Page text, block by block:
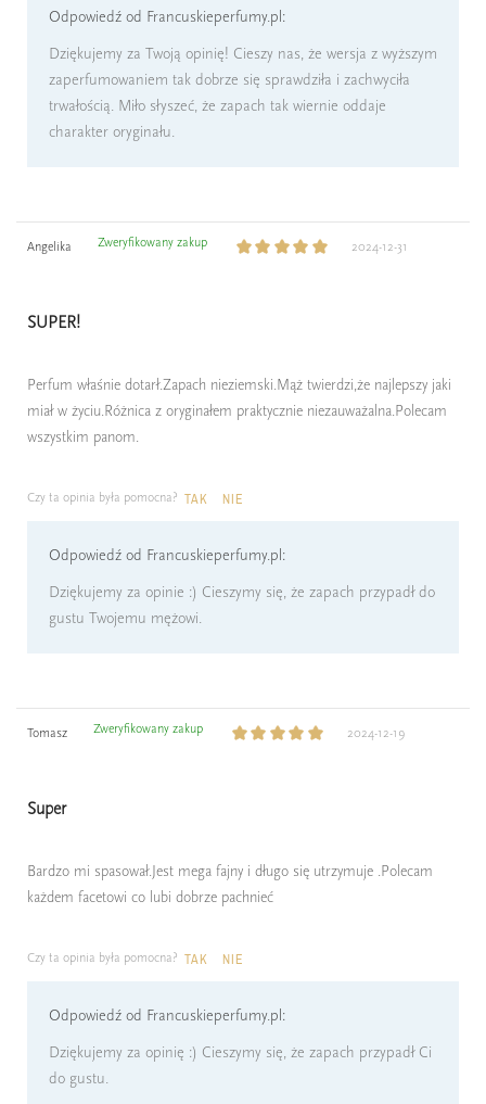
Odpowiedź od Francuskieperfumy.pl:
Dziękujemy za Twoją opinię! Cieszy nas, że wersja z wyższym
zaperfumowaniem tak dobrze się sprawdziła i zachwyciła
trwałością. Miło słyszeć, że zapach tak wiernie oddaje
charakter oryginału.
Angelika Zweryfikowany zakup 2024-12-31
SUPER!
Perfum właśnie dotarł.Zapach nieziemski.Mąż twierdzi,że najlepszy jaki
miał w życiu.Różnica z oryginałem praktycznie niezauważalna.Polecam
wszystkim panom.
Czy ta opinia była pomocna? TAK NIE
Odpowiedź od Francuskieperfumy.pl:
Dziękujemy za opinie :) Cieszymy się, że zapach przypadł do
gustu Twojemu mężowi.
Tomasz Zweryfikowany zakup 2024-12-19
Super
Bardzo mi spasował.Jest mega fajny i długo się utrzymuje .Polecam
każdem facetowi co lubi dobrze pachnieć
Czy ta opinia była pomocna? TAK NIE
Odpowiedź od Francuskieperfumy.pl:
Dziękujemy za opinię :) Cieszymy się, że zapach przypadł Ci
do gustu.